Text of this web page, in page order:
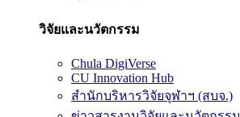
วิจัยและนวัตกรรม
Chula DigiVerse
CU Innovation Hub
สำนักบริหารวิจัยจุฬาฯ (สบจ.)